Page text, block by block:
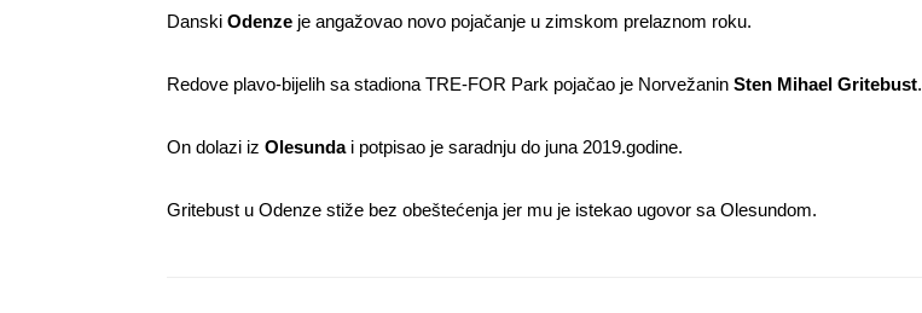
Danski Odenze je angažovao novo pojačanje u zimskom prelaznom roku.
Redove plavo-bijelih sa stadiona TRE-FOR Park pojačao je Norvežanin Sten Mihael Gritebust.
On dolazi iz Olesundai potpisao je saradnju do juna 2019.godine.
Gritebust u Odenze stiže bez obeštećenja jer mu je istekao ugovor sa Olesundom.